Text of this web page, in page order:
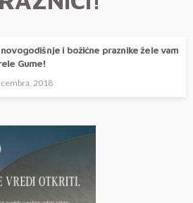
novogodišnje i božićne praznike žele vam
Gume!
2018